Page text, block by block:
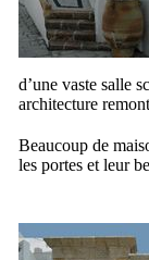
d’une vaste salle
architecture
Beaucoup de
les portes et leur